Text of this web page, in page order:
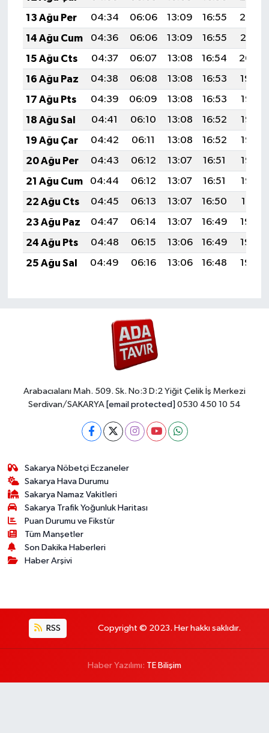
13 Ağu Per
04:34 06:06 13:09 16:55
20:02
14 Ağu Cum
04:36 06:06 13:09 16:55
20:01
15 Ağu Cts
04:37 06:07 13:08 16:54
20:00
16 Ağu Paz
04:38 06:08 13:08 16:53
19:59
17 Ağu Pts
04:39 06:09 13:08 16:53
19:57
18 Ağu Sal
04:41 06:10 13:08 16:52
19:56
19 Ağu Çar
04:42 06:11 13:08 16:52
19:55
20 Ağu Per
04:43 06:12 13:07 16:51
19:53
21 Ağu Cum
04:44 06:12 13:07 16:51
19:52
22 Ağu Cts
04:45 06:13 13:07 16:50
19:51
23 Ağu Paz
04:47 06:14 13:07 16:49
19:49
24 Ağu Pts
04:48 06:15 13:06 16:49
19:48
25 Ağu Sal
04:49 06:16 13:06 16:48 19:46
Arabacıalanı Mah. 509. Sk. No:3 D:2 Yiğit Çelik İş Merkezi
Serdivan/SAKARYA [email protected] 0530 450 10 54
Sakarya Nöbetçi Eczaneler
Sakarya Hava Durumu
Sakarya Namaz Vakitleri
Sakarya Trafik Yoğunluk Haritası
Puan Durumu ve Fikstür
Tüm Manşetler
Son Dakika Haberleri
Haber Arşivi
RSS Copyright © 2023. Her hakkı saklıdır.
Haber Yazılımı: TE Bilişim